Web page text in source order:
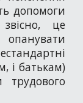
допомоги
це
і батькам)